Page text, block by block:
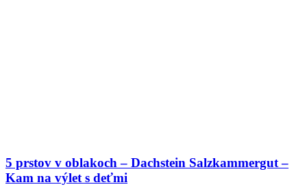
5 prstov v oblakoch – Dachstein Salzkammergut –
Kam na výlet s deťmi